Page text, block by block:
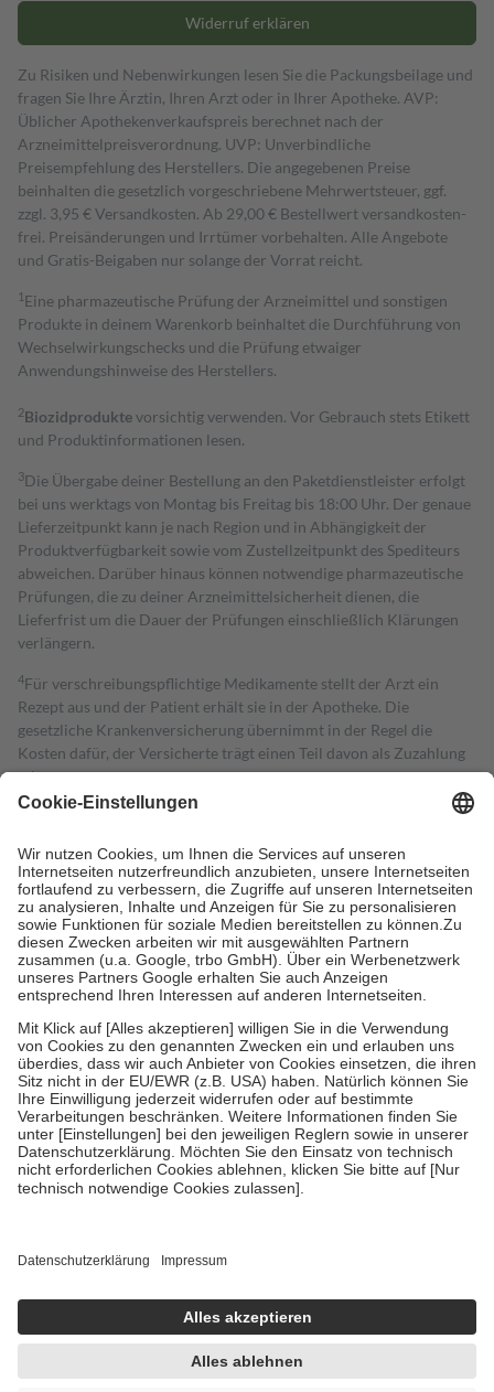
Widerruf erklären
Zu Risiken und Nebenwirkungen lesen Sie die Packungsbeilage und
fragen Sie Ihre Ärztin, Ihren Arzt oder in Ihrer Apotheke. AVP:
Üblicher Apothekenverkaufspreis berechnet nach der
Arzneimittelpreisverordnung. UVP: Unverbindliche
Preisempfehlung des Herstellers. Die angegebenen Preise
beinhalten die gesetzlich vorgeschriebene Mehrwertsteuer, ggf.
zzgl. 3,95 € Versandkosten. Ab 29,00 € Bestell­wert versand­kosten­
frei. Preisänderungen und Irrtümer vorbehalten. Alle Angebote
und Gratis-Beigaben nur solange der Vorrat reicht.
1 Eine pharmazeutische Prüfung der Arzneimittel und sonstigen
Produkte in deinem Warenkorb beinhaltet die Durchführung von
Wechselwirkungschecks und die Prüfung etwaiger
Anwendungshinweise des Herstellers.
2Biozidproduktevorsichtig verwenden. Vor Gebrauch stets Etikett
und Produktinformationen lesen.
3Die Übergabe deiner Bestellung an den Paketdienstleister erfolgt
bei uns werktags von Montag bis Freitag bis 18:00 Uhr. Der genaue
Lieferzeitpunkt kann je nach Region und in Abhängigkeit der
Produktverfügbarkeit sowie vom Zustellzeitpunkt des Spediteurs
abweichen. Darüber hinaus können notwendige pharmazeutische
Prüfungen, die zu deiner Arzneimittelsicherheit dienen, die
Lieferfrist um die Dauer der Prüfungen einschließlich Klärungen
verlängern.
4Für verschreibungspflichtige Medikamente stellt der Arzt ein
Rezept aus und der Patient erhält sie in der Apotheke. Die
gesetzliche Krankenversicherung übernimmt in der Regel die
Kosten dafür, der Versicherte trägt einen Teil davon als Zuzahlung
mit.
Grundsätzlich leisten Mitglieder Zuzahlungen in Höhe von zehn
höchstens zehn Euro.
Es sind jedoch nie mehr als die tatsächlichen
Kosten der Leistung zu entrichten.
Diese Regeln gelten grundsätzlich auch für Online-Apotheken.
Bei Heilmitteln und häuslicher Krankenpflege beträgt die
Zuzahlung zehn Prozent der Kosten sowie zehn Euro je
Verordnung.
Um das Engagement der Versicherten für ihre eigene Gesundheit zu
stärken und die besondere Stellung der Familie zu unterstützen,
fallenkeine Zuzahlungenan bei:
• Kindern und Jugendlichen bis zum vollendeten 18. Lebensjahr
mit Ausnahme der Fahrkosten
• Untersuchungen zur Vorsorge und Früherkennung, die von der
GKV getragen werden
• empfohlenen Schutzimpfungen
• Harn- und Blutteststreifen
getroffen, um sicherzustellen, dass es sich um echte Bewertungen
https://help.etrusted.com/hc/de/articles/4419944605341
Einige Bilder und Inhalte wurden unter Zuhilfenahme künstlicher